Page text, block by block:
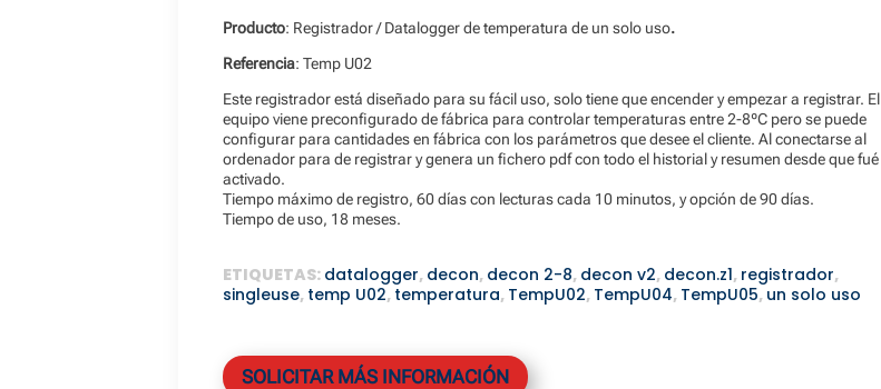
Producto: Registrador / Datalogger de temperatura de un solo uso.
Referencia: Temp U02
Este registrador está diseñado para su fácil uso, solo tiene que encender y empezar a registrar. El
equipo viene preconfigurado de fábrica para controlar temperaturas entre 2-8ºC pero se puede
configurar para cantidades en fábrica con los parámetros que desee el cliente. Al conectarse al
ordenador para de registrar y genera un fichero pdf con todo el historial y resumen desde que fué
activado.
Tiempo máximo de registro, 60 días con lecturas cada 10 minutos, y opción de 90 días.
Tiempo de uso, 18 meses.
ETIQUETAS: datalogger, decon, decon 2-8, decon v2, decon.z1, registrador,
singleuse, temp U02, temperatura, TempU02, TempU04, TempU05, un solo uso
SOLICITAR MÁS INFORMACIÓN